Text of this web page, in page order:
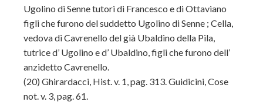
Ugolino di Senne tutori di Francesco e di Ottaviano
figli che furono del suddetto Ugolino di Senne ; Cella,
vedova di Cavrenello del già Ubaldino della Pila,
tutrice d’ Ugolino e d’ Ubaldino, figli che furono dell’
anzidetto Cavrenello.
(20) Ghirardacci, Hist. v. 1, pag. 313. Guidicini, Cose
not. v. 3, pag. 61.